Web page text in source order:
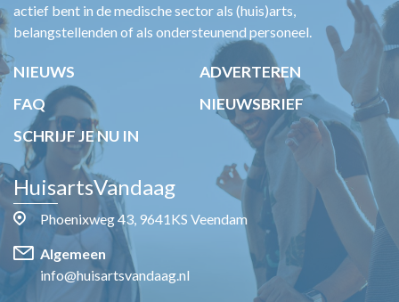
actief bent in de medische sector als (huis)arts,
belangstellenden of als ondersteunend personeel.
NIEUWS
ADVERTEREN
FAQ
NIEUWSBRIEF
SCHRIJF JE NU IN
HuisartsVandaag
Phoenixweg 43, 9641KS Veendam
Algemeen
info@huisartsvandaag.nl